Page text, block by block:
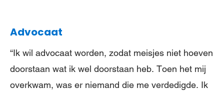
Advocaat
“Ik wil advocaat worden, zodat meisjes niet hoeven
doorstaan wat ik wel doorstaan heb. Toen het mij
overkwam, was er niemand die me verdedigde. Ik